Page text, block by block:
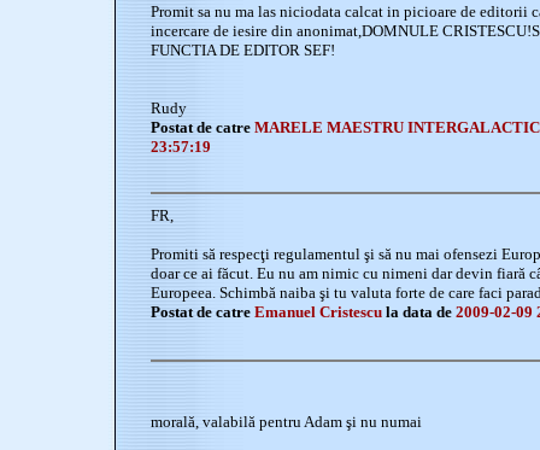
Promit sa nu ma las niciodata calcat in picioare de editorii
incercare de iesire din anonimat,DOMNULE
FUNCTIA DE EDITOR SEF!
Rudy
Postat de catre MARELE MAESTRU
23:57:19
FR,
Promiti să respecţi regulamentul şi să nu mai ofensezi
doar ce ai făcut. Eu nu am nimic cu nimeni dar devin fiară
Europeea. Schimbă naiba şi tu valuta forte de care faci
Postat de catre Emanuel Cristescu la data de 2009-02-09
morală, valabilă pentru Adam şi nu numai